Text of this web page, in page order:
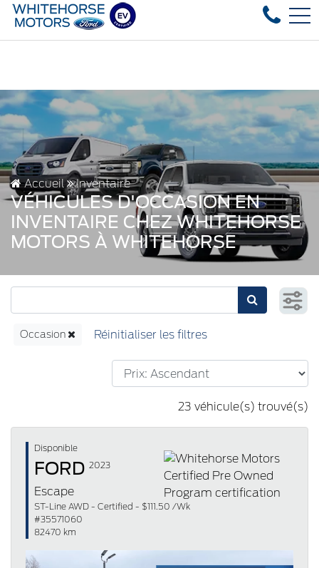
used vehicles in stock, fast delivery! Text our after-sales
4178 4th ave, Whitehorse, YT, CA Y1A 1J6
EN
Accueil Inventaire
VÉHICULES D'OCCASION EN
INVENTAIRE CHEZ WHITEHORSE
MOTORS À WHITEHORSE
Occasion
23 véhicule(s) trouvé(s)
Disponible
FORD 2023
Escape
ST-Line AWD - Certified - $111.50 /Wk
#35571060
82470 km